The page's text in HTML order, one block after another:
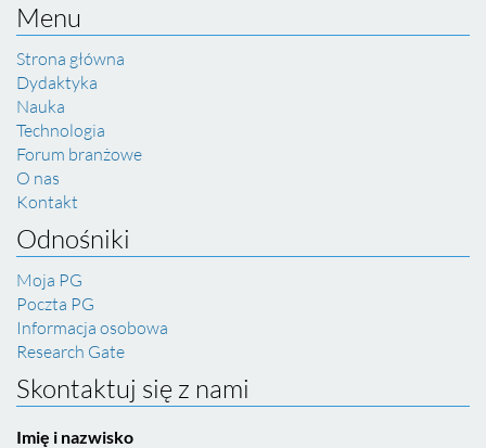
Menu
Strona główna
Dydaktyka
Nauka
Technologia
Forum branżowe
O nas
Kontakt
Odnośniki
Moja PG
Poczta PG
Informacja osobowa
Research Gate
Skontaktuj się z nami
Imię i nazwisko